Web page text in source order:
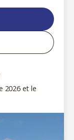
2026 et le